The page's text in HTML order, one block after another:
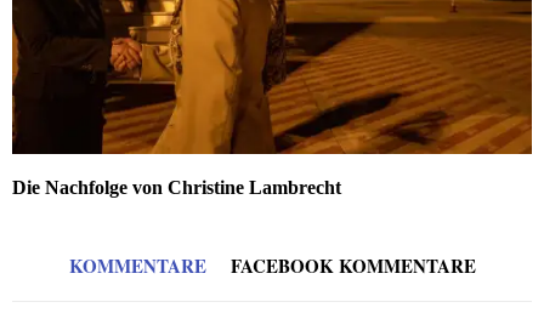
Die Nachfolge von Christine Lambrecht
KOMMENTARE FACEBOOK KOMMENTARE